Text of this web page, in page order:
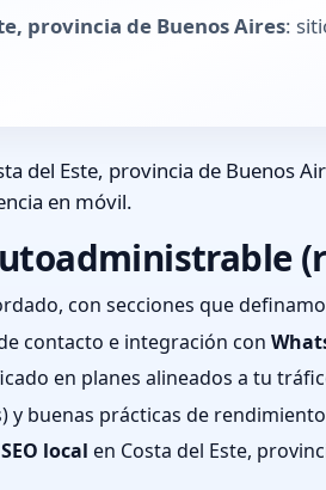
provincia de Buenos Aires:
del Este, provincia de Buenos
en móvil.
con secciones que
contacto e integración con
en planes alineados a tu
y buenas prácticas de
SEO local en Costa del Este,